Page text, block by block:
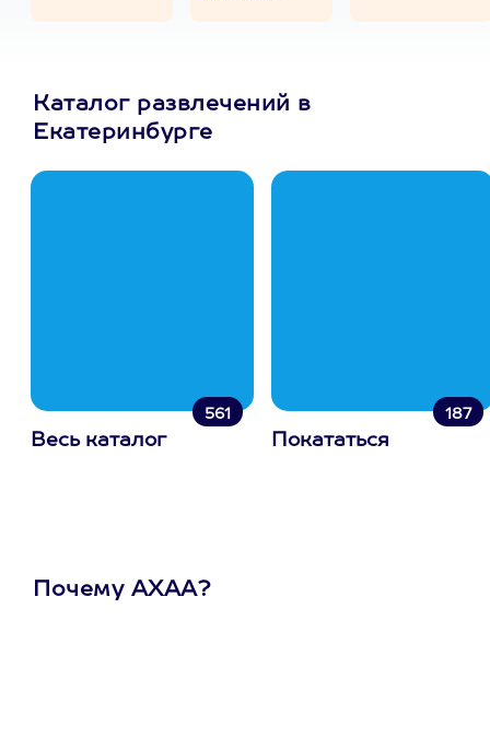
Каталог развлечений в
Екатеринбурге
561
Весь каталог
187
Покататься
Почему АХАА?